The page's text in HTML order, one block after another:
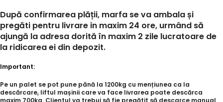
După confirmarea plății, marfa se va ambala și
pregăti pentru livrare in maxim 24 ore, urmând să
ajungă la adresa dorită în maxim 2 zile lucratoare de
la ridicarea ei din depozit.
Important:
Pe un palet se pot pune până la 1200kg cu mențiunea ca la
descărcare, liftul mașinii care va face livrarea poate descărca
maxim 700kg. Clientul va trebui să fie pregătit să descarce manual